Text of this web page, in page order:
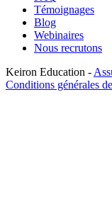
Témoignages
Blog
Webinaires
Nous recrutons
Keiron Education -
Conditions générales